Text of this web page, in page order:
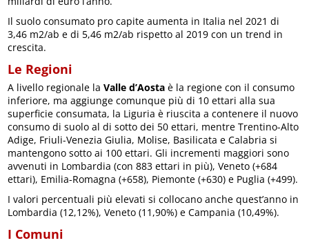
Il suolo consumato pro capite aumenta in Italia nel 2021 di
3,46 m2/ab e di 5,46 m2/ab rispetto al 2019 con un trend in
crescita.
Le Regioni
A livello regionale laValle d’Aosta è la regione con il consumo
inferiore, ma aggiunge comunque più di 10 ettari alla sua
superficie consumata, la Liguria è riuscita a contenere il nuovo
consumo di suolo al di sotto dei 50 ettari, mentre Trentino-Alto
Adige, Friuli-Venezia Giulia, Molise, Basilicata e Calabria si
mantengono sotto ai 100 ettari. Gli incrementi maggiori sono
avvenuti in Lombardia (con 883 ettari in più), Veneto (+684
ettari), Emilia-Romagna (+658), Piemonte (+630) e Puglia (+499).
I valori percentuali più elevati si collocano anche quest’anno in
Lombardia (12,12%), Veneto (11,90%) e Campania (10,49%).
I Comuni